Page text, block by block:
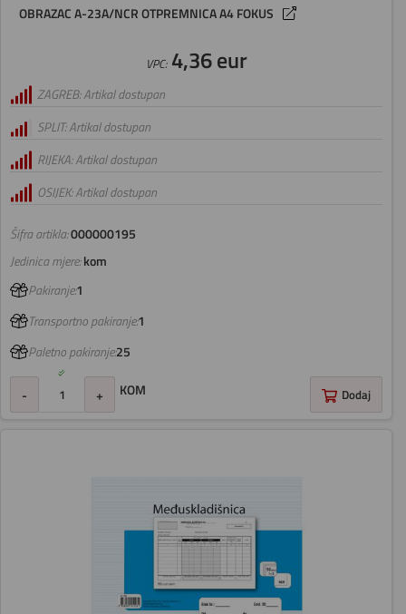
OBRAZAC A-23A/NCR OTPREMNICA A4 FOKUS
Šifra artikla:000000195
VPC:4,36 eur
ZAGREB: Artikal dostupan
SPLIT: Artikal dostupan
RIJEKA: Artikal dostupan
OSIJEK: Artikal dostupan
Jedinica mjere:kom
Pakiranje:1
Transportno pakiranje:1
Paletno pakiranje:25
- + KOM Dodaj